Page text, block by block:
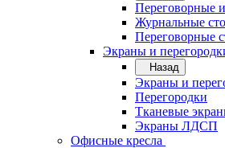
Переговорные
Журнальные
Переговорные
Экраны и
Назад
Экраны и
Перегородки
Тканевые
Экраны ЛДСП
Офисные кресла